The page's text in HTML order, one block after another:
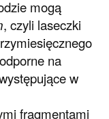
mogą
, czyli laseczki
na
w
fragmentami